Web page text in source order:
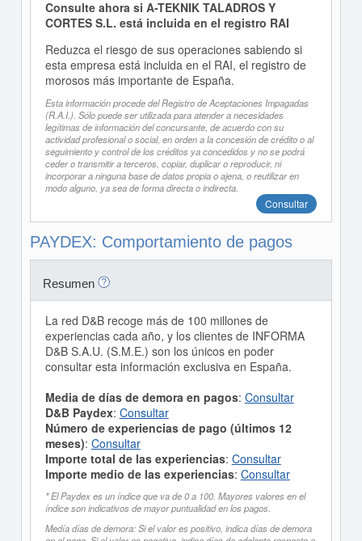
Consulte ahora si A-TEKNIK TALADROS Y
CORTES S.L. está incluida en el registro RAI
Reduzca el riesgo de sus operaciones sabiendo si
esta empresa está incluida en el RAI, el registro de
morosos más importante de España.
Esta información procede del Registro de Aceptaciones Impagadas
(R.A.I.). Sólo puede ser utilizada para atender a necesidades
legítimas de información del concursante, de acuerdo con su
actividad profesional o social, en orden a la concesión de crédito o al
seguimiento y control de los créditos ya concedidos y no se podrá
ceder o transmitir a terceros, copiar, duplicar o reproducir, ni
incorporar a ninguna base de datos propia o ajena, o reutilizar en
modo alguno, ya sea de forma directa o indirecta.
Consultar
PAYDEX: Comportamiento de pagos
Resumen
La red D&B recoge más de 100 millones de
experiencias cada año, y los clientes de INFORMA
D&B S.A.U. (S.M.E.) son los únicos en poder
consultar esta información exclusiva en España.
Media de días de demora en pagos: Consultar
D&B Paydex: Consultar
Número de experiencias de pago (últimos 12
meses): Consultar
Importe total de las experiencias: Consultar
Importe medio de las experiencias: Consultar
* El Paydex es un índice que va de 0 a 100. Mayores valores en el
índice son indicativos de mayor puntualidad en los pagos.
Medía días de demora: Si el valor es positivo, indica días de demora